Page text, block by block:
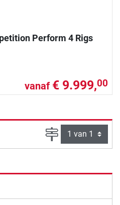
Perform 4 Rigs
vanaf € 9.999,00
Pagina